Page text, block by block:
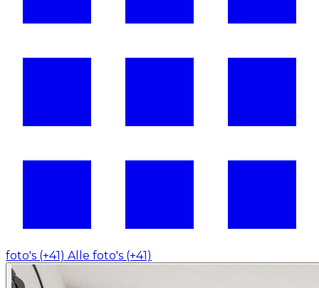
foto's (+41) Alle foto's (+41)